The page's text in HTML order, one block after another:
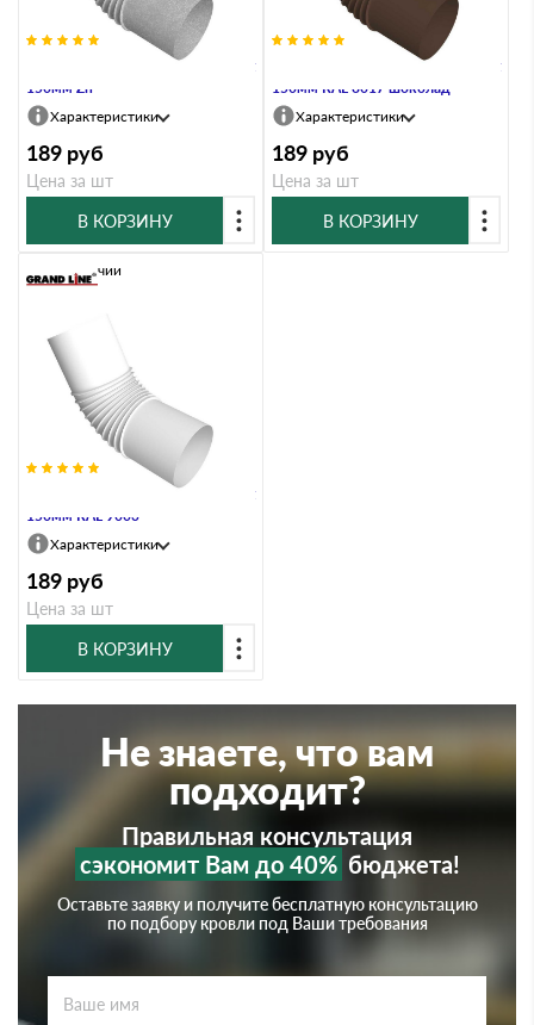
Колено стока трубы Vortex Project
150мм Zn
Характеристики
189 руб
Цена за шт
В КОРЗИНУ
Колено стока трубы Vortex Project
150мм RAL 8017 шоколад
Характеристики
189 руб
Цена за шт
В КОРЗИНУ
150мм RAL 9003
В наличии
Характеристики
189 руб
Цена за шт
В КОРЗИНУ
Не знаете, что вам
подходит?
Правильная консультация
сэкономит Вам до 40% бюджета!
Оставьте заявку и получите бесплатную консультацию
по подбору кровли под Ваши требования